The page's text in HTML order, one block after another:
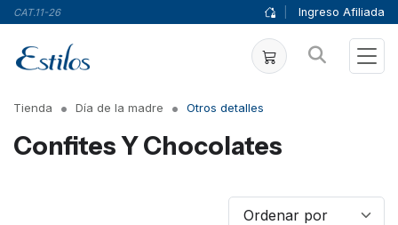
CAT.11-26 Ingreso Afiliada
Tienda Día de la madre Otros detalles
Confites Y Chocolates